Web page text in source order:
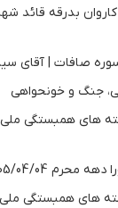
بدرقه قائد
صافات | آقای
جنگ و خونحواهی
های همبستگی
1405/04/04
های همبستگی